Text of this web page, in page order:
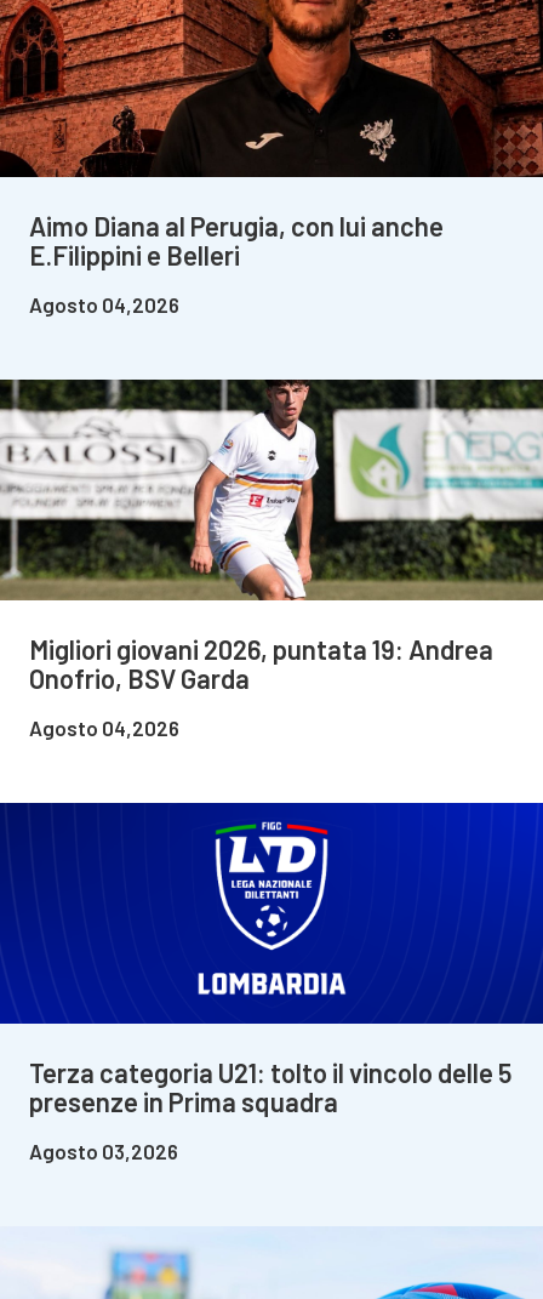
Aimo Diana al Perugia, con lui anche
E.Filippini e Belleri
Agosto 04,2026
Migliori giovani 2026, puntata 19: Andrea
Onofrio, BSV Garda
Agosto 04,2026
Terza categoria U21: tolto il vincolo delle 5
presenze in Prima squadra
Agosto 03,2026